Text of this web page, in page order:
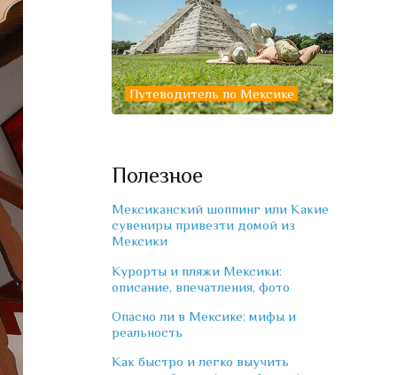
Путеводитель по Мексике
Полезное
Мексиканский шоппинг или Какие
сувениры привезти домой из
Мексики
Курорты и пляжи Мексики:
описание, впечатления, фото
Опасно ли в Мексике: мифы и
реальность
Как быстро и легко выучить